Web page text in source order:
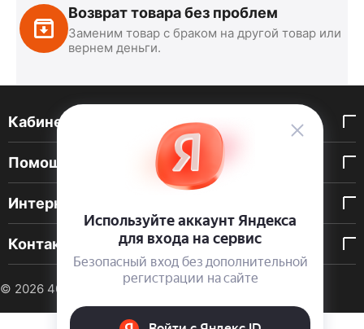
Возврат товара без проблем
Заменим товар с браком на другой товар или
вернем деньги.
Кабинет покупателя
Помощь покупателю
Интернет-магазин
Контакты
© 2026 40 DEN. Интернет-магазин